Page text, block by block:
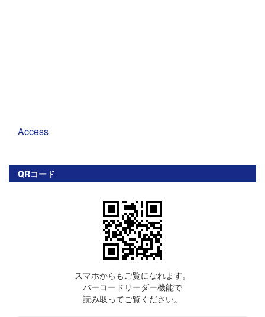
Access
QRコード
スマホからもご覧になれます。
バーコードリーダー機能で
読み取ってご覧ください。